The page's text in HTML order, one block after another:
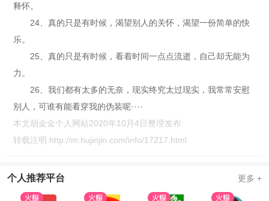
释怀。
24、真的只是有时候，渴望别人的关怀，渴望一份简单的快
乐。
25、真的只是有时候，看着时间一点点流逝，自己却无能为
力。
26、我们都有太多的无奈，现实终究太过现实，我常常安慰
别人，可谁有能看穿我的伪装呢····
本文胡金金个人网站2020年10月4日整理发布
转载注明:http://m.hujinjin.com/info/17217.html
个人推荐平台 更多 +